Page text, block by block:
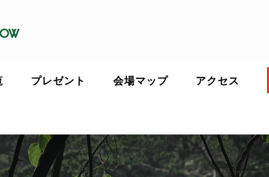
プレゼント 会場マップ アクセス